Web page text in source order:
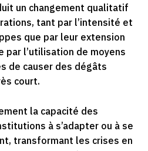
un changement qualitatif
tant par l’intensité et
que par leur extension
par l’utilisation de moyens
de causer des dégâts
court.
la capacité des
à s’adapter ou à se
transformant les crises en